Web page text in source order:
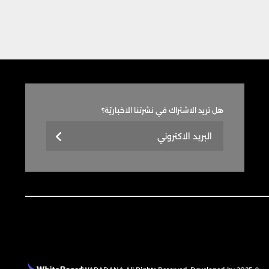
هل تريد الاشتراك في نشرتنا الاخباريّة؟